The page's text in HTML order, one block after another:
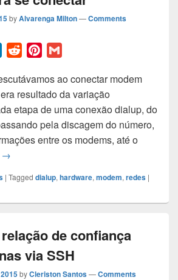
byAlvarenga Milton—Comments
n
k
e
d
I
n
R
d
d
i
t
n
t
e
r
e
a
i
l
ao conectar modem
resultado da variação
etapa de uma conexão dialup, do
pela discagem do número,
entre os modems, até o
Porque os modens antigos faziam
→
| Tagged dialup, hardware, modem, redes |
de confiança
via SSH
byCleriston Santos—Comments